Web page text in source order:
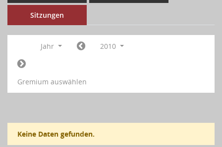
Sitzungen
Jahr 2010
Gremium auswählen
Keine Daten gefunden.